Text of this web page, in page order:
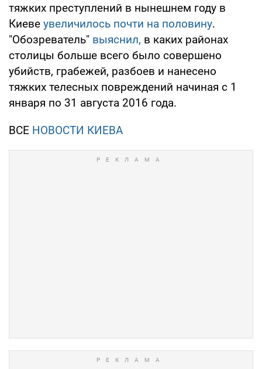
тяжких преступлений в нынешнем году в
Киеве увеличилось почти на половину.
"Обозреватель" выяснил, в каких районах
столицы больше всего было совершено
убийств, грабежей, разбоев и нанесено
тяжких телесных повреждений начиная с 1
января по 31 августа 2016 года.
ВСЕ НОВОСТИ КИЕВА